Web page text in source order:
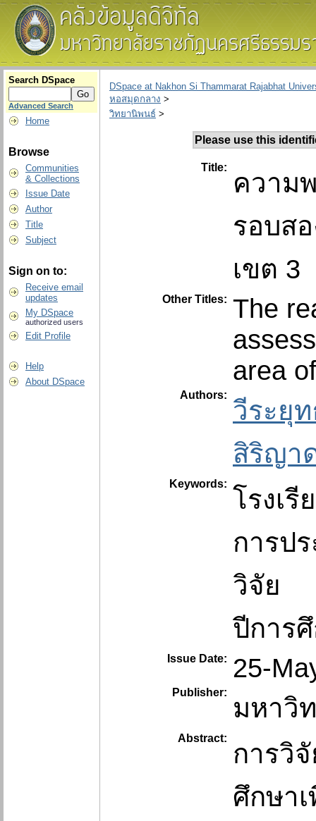
Search DSpace
Advanced Search
Home
Browse
Communities
& Collections
Issue Date
Author
Title
Subject
Sign on to:
Receive email
updates
My DSpace
authorized users
Edit Profile
Help
About DSpace
DSpace at Nakhon Si Thammarat Rajabhat
หอสมุดกลาง >
วิทยานิพนธ์ >
Please use this
Title:
ความ
รอบส
เขต 3
Other Titles: The
area
Authors:
วีระยุ
สิริญา
Keywords:
โรงเรี
การป
วิจัย
ปีการ
Issue Date: 25-
Publisher:
มหาวิ
Abstract:
การวิ
ศึกษา